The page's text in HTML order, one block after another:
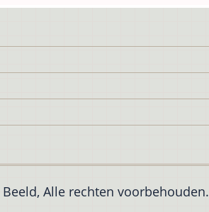
Alle rechten voorbehouden.